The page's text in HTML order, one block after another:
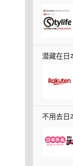
证，放心
潜藏在日
快收藏
不用去日
本料理